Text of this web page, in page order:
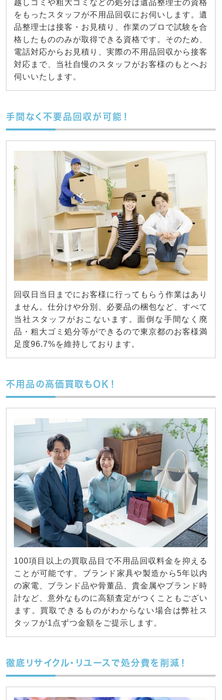
越しゴミや粗大ゴミなどの処分は遺品整理士の資格
をもったスタッフが不用品回収にお伺いします。遺
品整理士は接客・お見積り、作業のプロで試験を合
格したもののみが取得できる資格です。そのため、
電話対応からお見積り、実際の不用品回収から接客
対応まで、当社自慢のスタッフがお客様のもとへお
伺いいたします。
手間なく不要品回収が可能！
回収日当日までにお客様に行ってもらう作業はあり
ません。仕分けや分別、必要品の梱包など、すべて
当社スタッフがおこないます。面倒な手間なく廃
品・粗大ゴミ処分等ができるので東京都のお客様満
足度96.7%を維持しております。
不用品の高価買取もOK！
100項目以上の買取品目で不用品回収料金を抑える
ことが可能です。ブランド家具や製造から5年以内
の家電、ブランド品や骨董品、貴金属やブランド時
計など、意外なものに高額査定がつくこともござい
ます。買取できるものがわからない場合は弊社ス
タッフが1点ずつ金額をご提示します。
徹底リサイクル・リユースで処分費を削減！